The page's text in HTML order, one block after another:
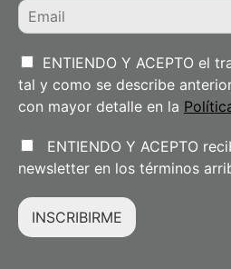
ENTIENDO Y ACEPTO el
tal y como se describe
con mayor detalle en la
ENTIENDO Y ACEPTO
newsletter en los términos
INSCRIBIRME